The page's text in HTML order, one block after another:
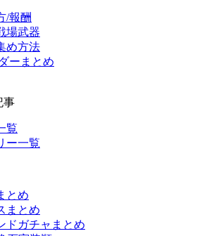
/報酬
場武器
め方法
ーまとめ
事
覧
ー一覧
とめ
まとめ
ドガチャまとめ